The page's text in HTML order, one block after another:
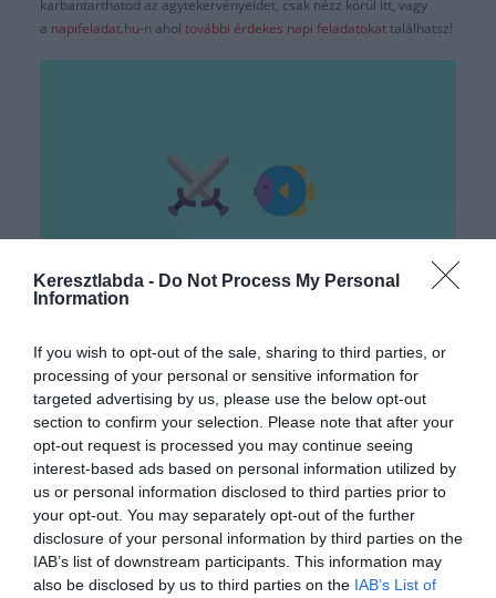
Keresztlabda - Do Not Process My Personal
Information
If you wish to opt-out of the sale, sharing to third parties, or
processing of your personal or sensitive information for
targeted advertising by us, please use the below opt-out
section to confirm your selection. Please note that after your
opt-out request is processed you may continue seeing
interest-based ads based on personal information utilized by
us or personal information disclosed to third parties prior to
your opt-out. You may separately opt-out of the further
disclosure of your personal information by third parties on the
IAB’s list of downstream participants. This information may
also be disclosed by us to third parties on the IAB’s List of
karbantarthatod az agytekervényeidet, csak nézz körül itt, vagy
a napifeladat.hu-n ahol további érdekes napi feladatokattalálhatsz!